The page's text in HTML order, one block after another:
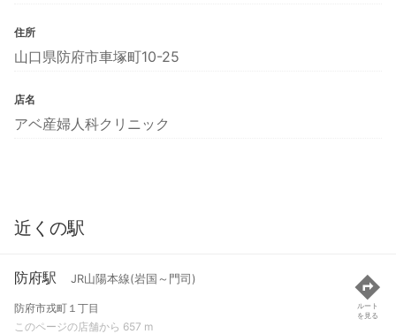
住所
山口県防府市車塚町10-25
店名
アベ産婦人科クリニック
近くの駅
防府駅 JR山陽本線(岩国～門司)
防府市戎町１丁目
このページの店舗から 657 m
ルート
を見る